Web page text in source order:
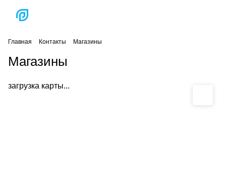
Главная Контакты Магазины
Магазины
загрузка карты...